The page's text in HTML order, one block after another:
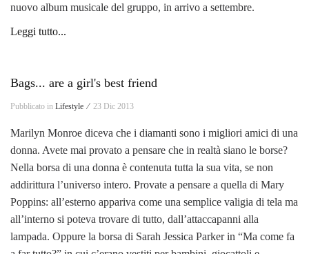
nuovo album musicale del gruppo, in arrivo a settembre.
Leggi tutto...
Bags... are a girl's best friend
Pubblicato in Lifestyle ⁄ 23 Dic 2013
Marilyn Monroe diceva che i diamanti sono i migliori amici di una
donna. Avete mai provato a pensare che in realtà siano le borse?
Nella borsa di una donna è contenuta tutta la sua vita, se non
addirittura l’universo intero. Provate a pensare a quella di Mary
Poppins: all’esterno appariva come una semplice valigia di tela ma
all’interno si poteva trovare di tutto, dall’attaccapanni alla
lampada. Oppure la borsa di Sarah Jessica Parker in “Ma come fa